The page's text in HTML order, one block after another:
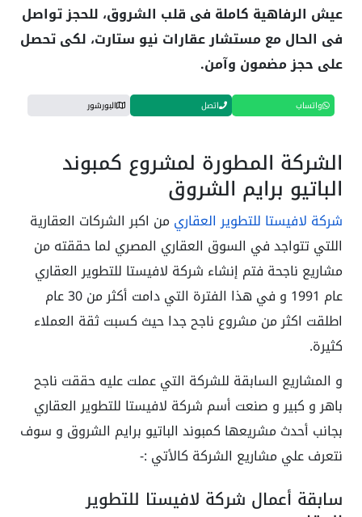
عيش الرفاهية كاملة فى قلب الشروق، للحجز تواصل
فى الحال مع مستشار عقارات نيو ستارت، لكى تحصل
على حجز مضمون وآمن.
واتساب اتصل البورشور
الشركة المطورة لمشروع كمبوند
الباتيو برايم الشروق
شركة لافيستا للتطوير العقاري من اكبر الشركات العقارية
اللتي تتواجد في السوق العقاري المصري لما حققته من
مشاريع ناجحة فتم إنشاء شركة لافيستا للتطوير العقاري
عام 1991 و في هذا الفترة التي دامت أكثر من 30 عام
اطلقت اكثر من مشروع ناجح جدا حيث كسبت ثقة العملاء
كثيرة.
و المشاريع السابقة للشركة التي عملت عليه حققت ناجح
باهر و كبير و صنعت أسم شركة لافيستا للتطوير العقاري
بجانب أحدث مشريعها كمبوند الباتيو برايم الشروق و سوف
نتعرف علي مشاريع الشركة كالأتي :-
سابقة أعمال شركة لافيستا للتطوير